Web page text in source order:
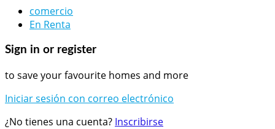
comercio
En Renta
Sign in or register
to save your favourite homes and more
Iniciar sesión con correo electrónico
¿No tienes una cuenta? Inscribirse